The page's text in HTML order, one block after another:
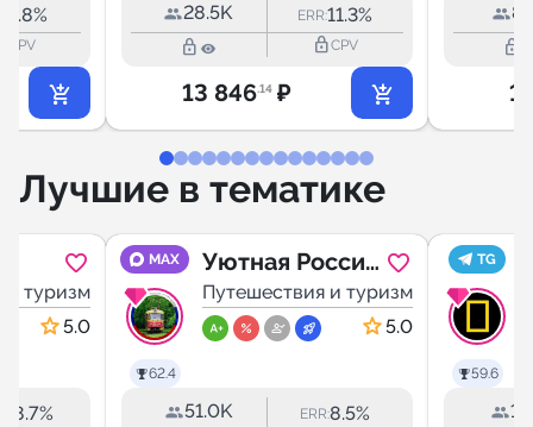
3.8%
CPV
28.5K ERR:11.3%
lock_outline lock_outlineCPV
13 846.14 ₽
lock_outline
1
Лучшие в тематике
и туризм
5.0
38.7%
MAX
62.4
Уютная Россия
| Путешествия
Путешествия и туризм
5.0
51.0K ERR:8.5%
TG
59.6